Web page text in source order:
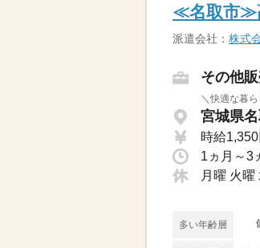
≪名取市≫
派遣会社： 株式
その他
＼快適な暮
宮城県
時給
月曜 火
多い年齢層